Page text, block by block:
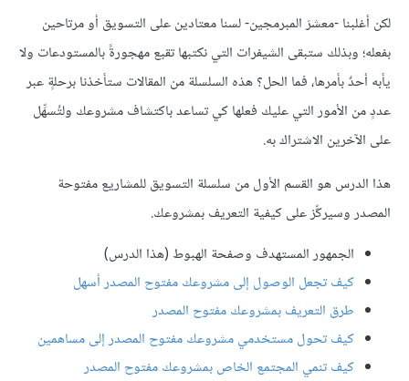
لكن أغلبنا -معشرَ المبرمجين- لسنا معتادين على التسويق أو مرتاحين
بفعله؛ وبذلك ستبقى الشيفرات التي نكتبها تقبع مهجورةً بالمستودعات ولا
يأبه أحدٌ بأمرها، فما الحل؟ هذه السلسلة من المقالات ستأخذنا برحلةٍ عبر
عددٍ من الأمور التي عليك فعلها كي تساعد باكتشاف مشروعك ولتُسهِّل
على الآخرين الاشتراك به.
هذا الدرس هو القسم الأول من سلسلة التسويق للمشاريع مفتوحة
المصدر وسيركِّز على كيفية التعريف بمشروعك.
الجمهور المستهدف وصفحة الهبوط (هذا الدرس)
كيف تجعل الوصول إلى مشروعك مفتوح المصدر أسهل
طرق التعريف بمشروعك مفتوح المصدر
كيف تحول مستخدمي مشروعك مفتوح المصدر إلى مساهمين
كيف تنمي المجتمع الخاص بمشروعك مفتوح المصدر